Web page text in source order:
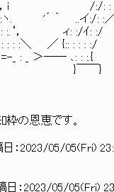
，i /:/: : :/
｀ ..イ:/: :
ィ: :/ｲ: :/
{:: : : : :/
―― ､: : :.{
}￣￣}
枠の恩恵です。
： 2023/05/05(Fri)
日： 2023/05/05(Fri)